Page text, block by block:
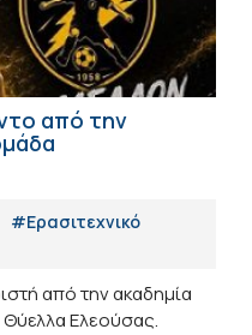
από την
#Eρασιτεχνικό
από την ακαδημία
Ελεούσας.